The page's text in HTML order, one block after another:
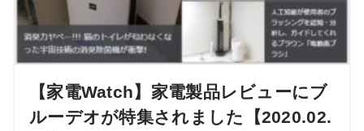
【家電Watch】家電製品レビューにブ
ルーデオが特集されました【2020.02.